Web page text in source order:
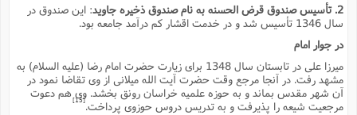
2. تأسیس صندوق قرض الحسنه به نام صندوق ذخیره جاوید
: این صندوق در
سال 1346 تأسیس شد و در خدمت اقشار کم درآمد جامعه بود.
در جوار امام
میرزا على در تابستان سال 1348 براى زیارت حضرت امام رضا (علیه السلام) به
مشهد رفت. در آنجا مرجع وقت حضرت آیت الله میلانى از وى تقاضا نمود در
آن شهر مقدس بماند و به حوزه علمیه خراسان رونق بخشد. وى هم دعوت
مرجعیت شیعه را پذیرفت و به تدریس دروس حوزوى پرداخت.